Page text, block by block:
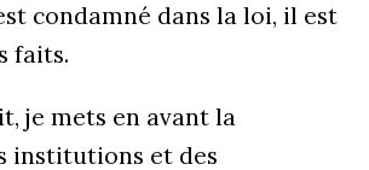
condamné dans la loi, il est
faits.
je mets en avant la
institutions et des